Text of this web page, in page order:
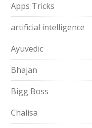
Apps Tricks
artificial intelligence
Ayuvedic
Bhajan
Bigg Boss
Chalisa